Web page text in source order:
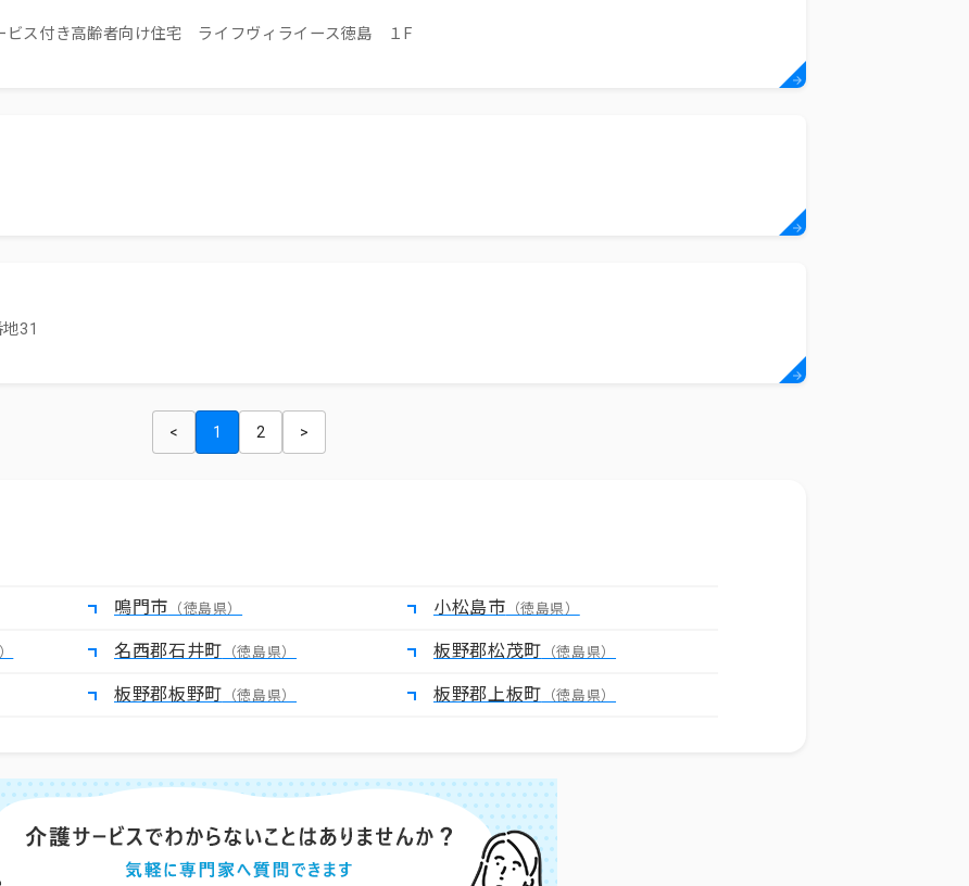
ビス付き高齢者向け住宅 ライフヴィライース徳島 １F
31
< 1 2 >
鳴門市 （徳島県） 小松島市 （徳島県）
名西郡石井町 （徳島県） 板野郡松茂町 （徳島県）
板野郡板野町 （徳島県） 板野郡上板町 （徳島県）